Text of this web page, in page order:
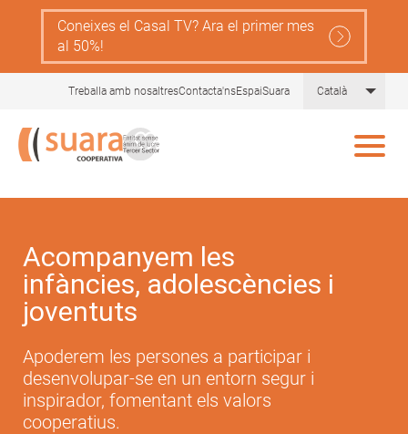
content
Coneixes el Casal TV? Ara el primer mes
al 50%!
Treballa amb nosaltresContacta'nsEspaiSuara Català List
Acompanyem les
infàncies, adolescències i
joventuts
Apoderem les persones a participar i
desenvolupar-se en un entorn segur i
inspirador, fomentant els valors
cooperatius.